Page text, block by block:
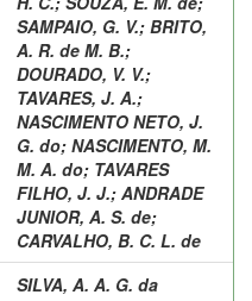
SAMPAIO, G. V.; BRITO,
A. R. de M. B.;
DOURADO, V. V.;
TAVARES, J. A.;
NASCIMENTO NETO, J.
G. do; NASCIMENTO, M.
M. A. do; TAVARES
FILHO, J. J.; ANDRADE
JUNIOR, A. S. de;
CARVALHO, B. C. L. de
SILVA, A. A. G. da